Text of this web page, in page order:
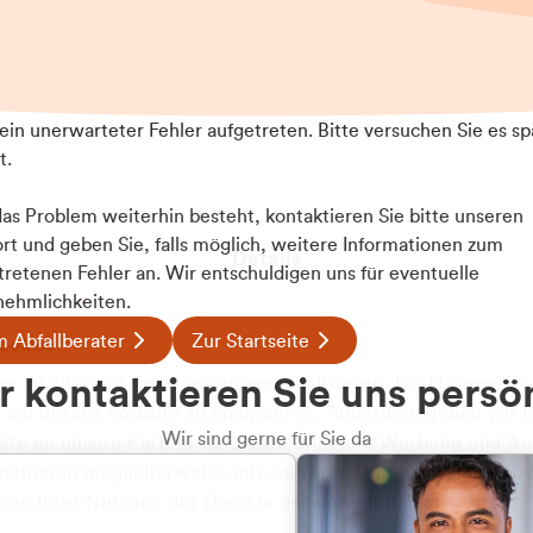
Details
Inhalte und Anzeigen zu personalisieren, Funktionen für
auf unsere Website zu analysieren. Außerdem geben wir
an unsere Partner für soziale Medien, Werbung und
möglicherweise mit weiteren Daten zusammen,
Ihrer Nutzung der Dienste gesammelt haben.
ein unerwarteter Fehler aufgetreten. Bitte versuchen Sie es
Problem weiterhin besteht, kontaktieren Sie bitte unseren
und geben Sie, falls möglich, weitere Informationen zum
Fehler an. Wir entschuldigen uns für eventuelle
Abfallberater Zur Startseite
kontaktieren Sie uns
Wir sind gerne für Sie da